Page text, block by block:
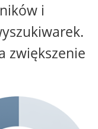
i
zwiększenie